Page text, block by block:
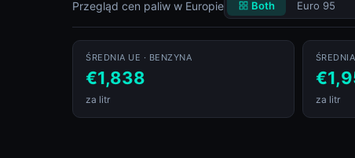
Przegląd cen paliw w Europie Both Euro 95
ŚREDNIA UE · BENZYNA
€1,838
za litr za litr